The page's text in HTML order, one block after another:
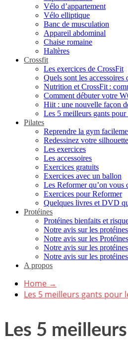
Vélo d’appartement
Vélo elliptique
Banc de musculation
Appareil abdominal
Chaise romaine
Haltères
Crossfit
Les exercices de CrossFit
Quels sont les accessoires
Nutrition et CrossFit :
Comment débuter votre
Hiit : une nouvelle façon
Les 5 meilleurs gants
Pilates
Reprendre la gym
Redessinez votre silhouette
Les exercices
Les accessoires
Exercices gratuits
Exercices avec un ballon
Les Reformer qu’on vous
Exercices pour Reformer
Quelques livres et DVD
Protéines
Protéines bienfaits et
Notre avis sur les
Notre avis sur les
Notre avis sur les
Notre avis sur les
A propos
Home →
Les 5 meilleurs gants pour
Les 5